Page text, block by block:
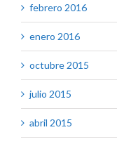
febrero 2016
enero 2016
octubre 2015
julio 2015
abril 2015